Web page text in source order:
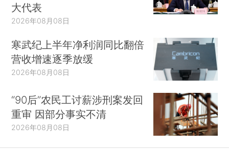
大代表
2026年08月08日
寒武纪上半年净利润同比翻倍
营收增速逐季放缓
2026年08月08日
“90后”农民工讨薪涉刑案发回
重审 因部分事实不清
2026年08月08日